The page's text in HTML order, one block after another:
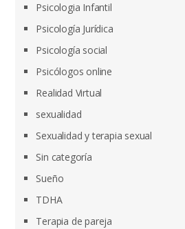
Psicologia Infantil
Psicología Jurídica
Psicología social
Psicólogos online
Realidad Virtual
sexualidad
Sexualidad y terapia sexual
Sin categoría
Sueño
TDHA
Terapia de pareja